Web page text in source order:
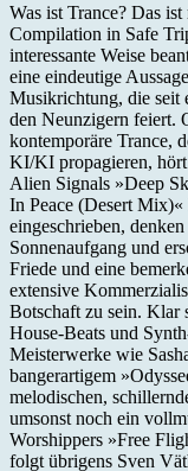
Was ist Trance? Das
Compilation in Safe
interessante Weise
eine eindeutige
Musikrichtung, die seit
den Neunzigern feiert.
kontemporäre Trance,
KI/KI propagieren, hört
Alien Signals »Deep
In Peace (Desert
eingeschrieben,
Sonnenaufgang und
Friede und eine
extensive
Botschaft zu sein. Klar
House-Beats und
Meisterwerke wie
bangerartigem
melodischen,
umsonst noch ein
Worshippers »Free
folgt übrigens Sven